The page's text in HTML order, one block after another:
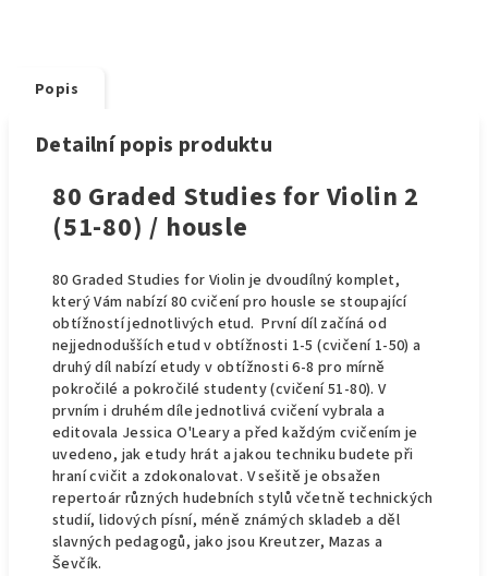
Popis
Detailní popis produktu
80 Graded Studies for Violin 2
(51-80) / housle
80 Graded Studies for Violin je dvoudílný komplet,
který Vám nabízí 80 cvičení pro housle se stoupající
obtížností jednotlivých etud. První díl začíná od
nejjednodušších etud v obtížnosti 1-5 (cvičení 1-50) a
druhý díl nabízí etudy v obtížnosti 6-8 pro mírně
pokročilé a pokročilé studenty (cvičení 51-80). V
prvním i druhém díle jednotlivá cvičení vybrala a
editovala Jessica O'Leary a před každým cvičením je
uvedeno, jak etudy hrát a jakou techniku budete při
hraní cvičit a zdokonalovat. V sešitě je obsažen
repertoár různých hudebních stylů včetně technických
studií, lidových písní, méně známých skladeb a děl
slavných pedagogů, jako jsou Kreutzer, Mazas a
Ševčík.